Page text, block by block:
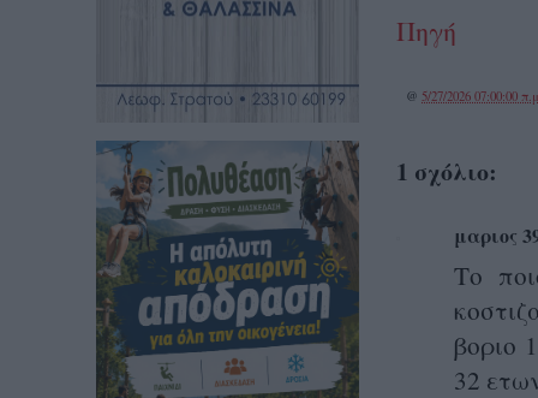
Πηγή
@ 5/27/2026 07:00:00
1 σχόλιο:
μαριος
Το
βοριο
32